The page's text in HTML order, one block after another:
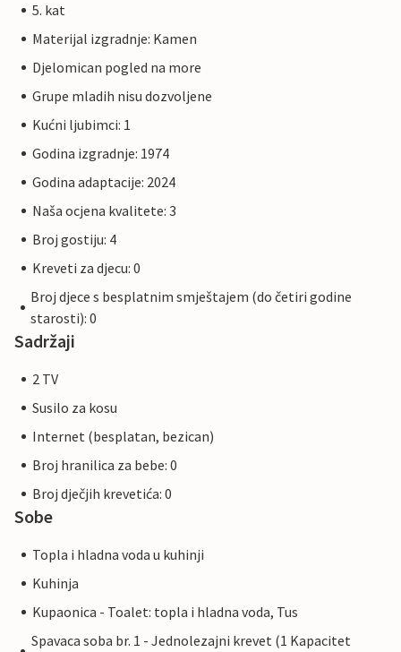
5. kat
Materijal izgradnje: Kamen
Djelomican pogled na more
Grupe mladih nisu dozvoljene
Kućni ljubimci: 1
Godina izgradnje: 1974
Godina adaptacije: 2024
Naša ocjena kvalitete: 3
Broj gostiju: 4
Kreveti za djecu: 0
Broj djece s besplatnim smještajem (do četiri godine
starosti): 0
Sadržaji
2 TV
Susilo za kosu
Internet (besplatan, bezican)
Broj hranilica za bebe: 0
Broj dječjih krevetića: 0
Sobe
Topla i hladna voda u kuhinji
Kuhinja
Kupaonica - Toalet: topla i hladna voda, Tus
Spavaca soba br. 1 - Jednolezajni krevet (1 Kapacitet